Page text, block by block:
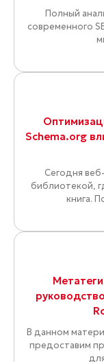
Полный
современного
Schema.org
Сегодня
библиотекой,
книга.
В данном
предоставим